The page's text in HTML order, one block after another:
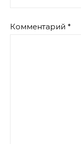
Комментарий *